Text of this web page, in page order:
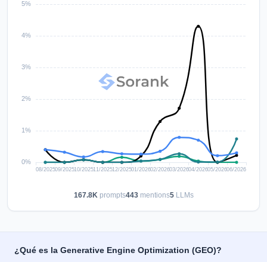
167.8Kprompts443mentions5LLMs
¿Qué es la Generative Engine Optimization (GEO)?